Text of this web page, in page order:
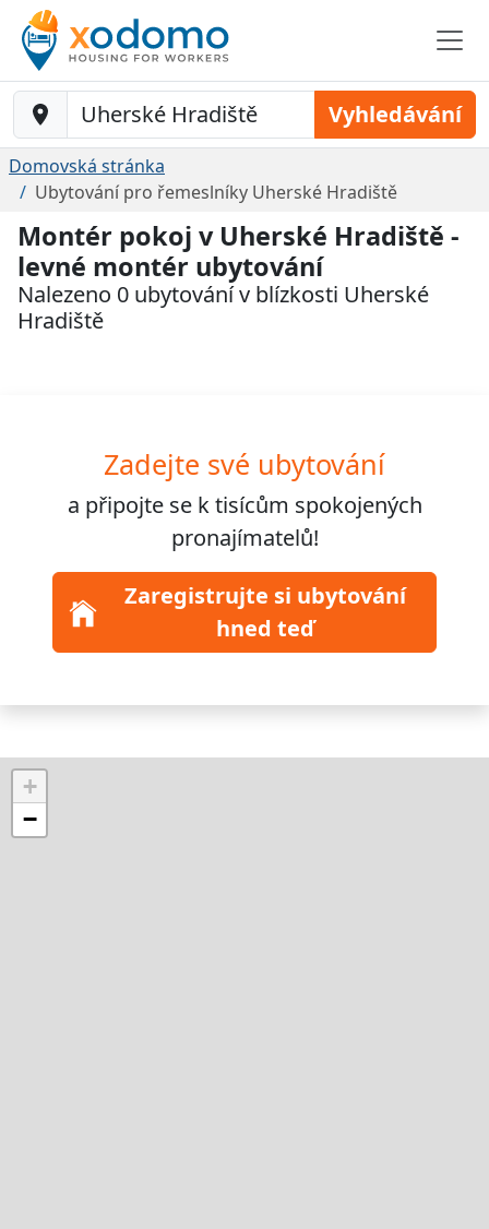
Baustelle-Location Vyhledávání
Domovská stránka
Ubytování pro řemeslníky Uherské Hradiště
Montér pokoj v Uherské Hradiště -
levné montér ubytování
Nalezeno 0 ubytování v blízkosti Uherské
Hradiště
Zadejte své ubytování
a připojte se ktisícům spokojených
pronajímatelů!
Zaregistrujte si ubytování
hned teď
+
−